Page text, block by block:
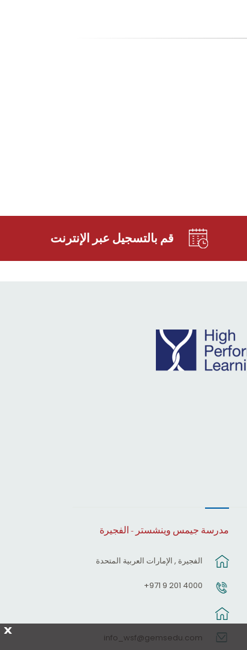
قم بالتسجيل عبر الإنترنت
مدرسة جيمس وينشستر - الفجيرة
الفجيرة , الإمارات العربية المتحدة
4000 201 9 971+
info_wsf@gemsedu.com
X